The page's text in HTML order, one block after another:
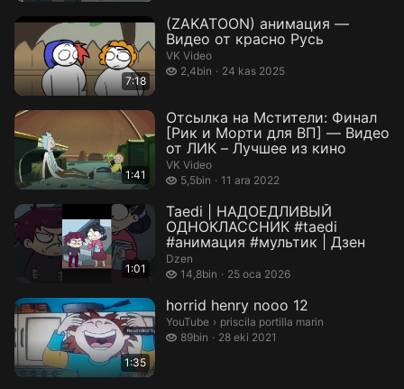
7:18
(ZAKATOON) анимация —
Видео от красно Русь
VK Video
2,4bin
2,4 bin izleme24 kas 2025
1:41
Отсылка на Мстители: Финал
[Рик и Морти для ВП] — Видео
от ЛИК – Лучшее из кино
VK Video
5,5bin
5,5 bin izleme11 ara 2022
1:01
Taedi | НАДОЕДЛИВЫЙ
ОДНОКЛАССНИК #taedi
#анимация #мультик | Дзен
Dzen
14,8bin
14,8 bin izleme25 oca 2026
1:35
horrid henry nooo 12
YouTube › priscila portilla marin.
priscila portilla marin
89bin
89 bin izleme28 eki 2021